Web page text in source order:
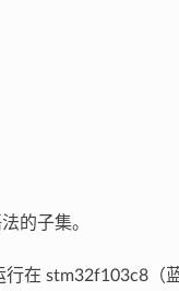
的子集。
在 stm32f103c8（